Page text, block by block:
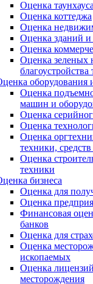
Оценка таунхауса
Оценка коттеджа
Оценка
Оценка зданий
Оценка
Оценка зеленых
благоустройства
оборудования
Оценка
машин и
Оценка
Оценка
Оценка
техники, средств
Оценка
техники
бизнеса
Оценка для
Оценка
Финансовая
банков
Оценка для
Оценка
ископаемых
Оценка
месторождения